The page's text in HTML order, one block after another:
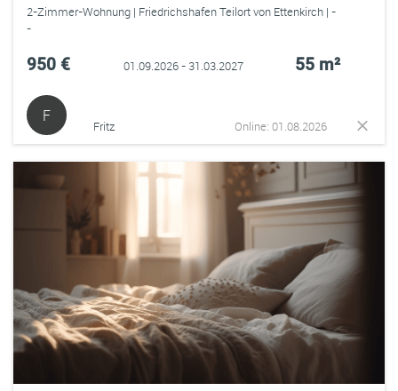
2-Zimmer-Wohnung | Friedrichshafen Teilort von Ettenkirch | -
-
950 € 01.09.2026 - 31.03.2027 55 m²
F
Fritz Online: 01.08.2026